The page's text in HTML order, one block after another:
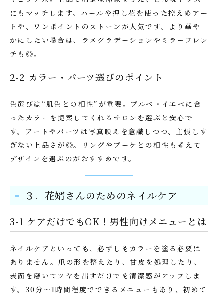
にもマッチします。パールや押し花を使った控えめアー
トや、ワンポイントのストーンが人気です。より華や
かにしたい場合は、ラメグラデーションやミラーフレン
チも◎。
2-2 カラー・パーツ選びのポイント
色選びは“肌色との相性”が重要。ブルベ・イエベに合
ったカラーを提案してくれるサロンを選ぶと安心で
す。アートやパーツは写真映えを意識しつつ、主張しす
ぎない上品さが◎。リングやブーケとの相性も考えて
デザインを選ぶのがおすすめです。
３．花婿さんのためのネイルケア
3-1 ケアだけでもOK！男性向けメニューとは
ネイルケアといっても、必ずしもカラーを塗る必要は
ありません。爪の形を整えたり、甘皮を処理したり、
表面を磨いてツヤを出すだけでも清潔感がアップしま
す。30分〜1時間程度でできるメニューもあり、初めて